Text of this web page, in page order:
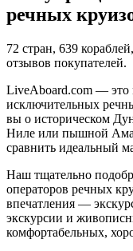
речных
72 стран, 639
отзывов покупателей.
LiveAboard.com — это
исключительных
вы о историческом
Ниле или пышной
сравнить идеальный
Наш тщательно
операторов речных
впечатления —
экскурсии и
комфортабельных,